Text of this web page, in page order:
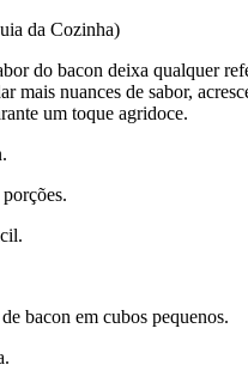
da Cozinha)
do bacon deixa qualquer
mais nuances de sabor,
um toque agridoce.
bacon em cubos pequenos.